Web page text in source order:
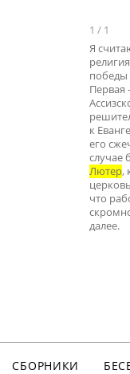
1 / 1
Я
победы
Первая
к
его
случае
Лютер,
что
далее.
СБОРНИКИ